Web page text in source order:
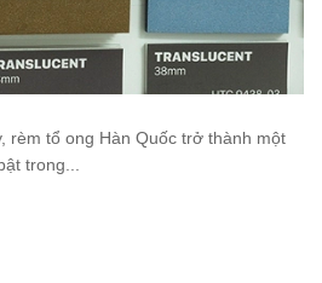
rèm tổ ong Hàn Quốc trở thành một
trong...